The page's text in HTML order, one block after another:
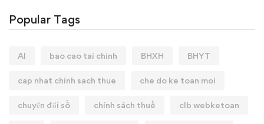
Popular Tags
AI bao cao tai chinh BHXH BHYT
cap nhat chinh sach thue che do ke toan moi
chuyển đổi số chính sách thuế clb webketoan